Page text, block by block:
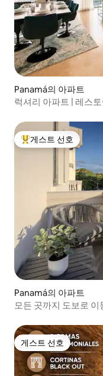
Panamá의 아파트
럭셔리 아파트 | 레스
상위 게스트 선호
게스트 선호
Panamá의 아파트
모든 곳까지 도보로
게스트 선호
게스트 선호